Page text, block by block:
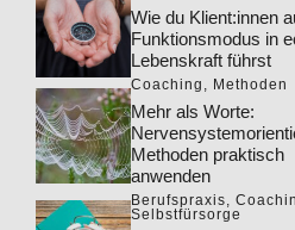
Wie du Klient:innen
Funktionsmodus in
Lebenskraft führst
Coaching , Methoden
Mehr als Worte:
Methoden praktisch
anwenden
Berufspraxis,
Selbstfürsorge